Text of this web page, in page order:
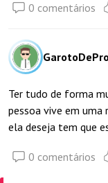
0 comentários
Ter tudo de forma
pessoa vive em uma
ela deseja tem que
0 comentários